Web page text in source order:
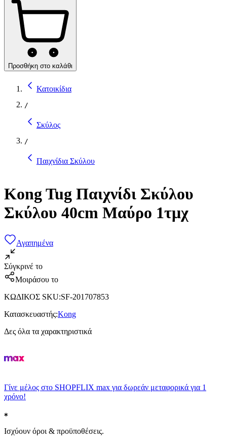
Προσθήκη στο καλάθι
Κατοικίδια
/
Σκύλος
/
Παιχνίδια Σκύλου
Kong Tug Παιχνίδι Σκύλου
Σκύλου 40cm Μαύρο 1τμχ
Αγαπημένα
Σύγκρινέ το
Μοιράσου το
ΚΩΔΙΚΟΣ SKU:SF-201707853
Κατασκευαστής:Kong
Δες όλα τα χαρακτηριστικά
Γίνε μέλος στο SHOPFLIX max για δωρεάν μεταφορικά για 1
χρόνο!
Ισχύουν όροι & προϋποθέσεις.